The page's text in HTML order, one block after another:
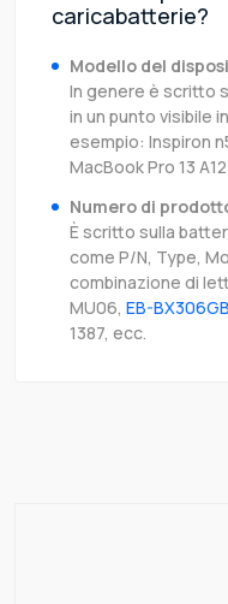
caricabatterie?
Modello del
In genere è scritto
in un punto visibile
esempio: Inspiron
MacBook Pro 13
Numero di
È scritto sulla
come P/N, Type,
combinazione di
MU06, EB-
1387, ecc.